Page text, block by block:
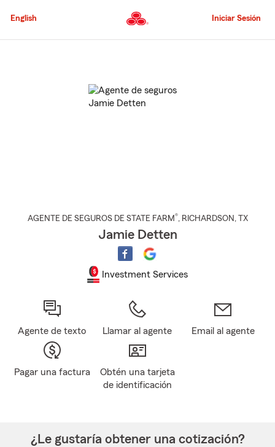
al
principal
English Iniciar Sesión
AGENTE DE SEGUROS DE STATE FARM®, RICHARDSON , TX
Jamie Detten
Investment Services
Agente de texto Llamar al agente Email al agente
Pagar una factura
Obtén una tarjeta
de identificación
¿Le gustaría obtener una cotización?